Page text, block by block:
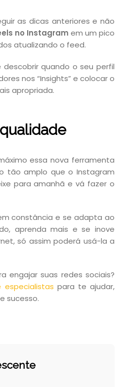
as dicas anteriores e não
no Instagram em um pico
atualizando o feed.
quando o seu perfil
nos “Insights” e colocar o
apropriada.
essa nova ferramenta
tão amplo que o Instagram
para amanhã e vá fazer o
constância e se adapta ao
aprenda mais e se inove
só assim poderá usá-la a
engajar suas redes sociais?
especialistas para te ajudar,
sucesso.